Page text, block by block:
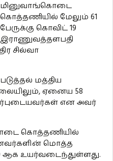
மினுவாங்கொடை
கொத்தணியில் மேலும் 61
பேருக்கு கொவிட் 19
இராணுவத்தளபதி
சில்வா
மத்திய
ஏனைய 58
என அவர்
கொத்தணியில்
மொத்த
ஆக உயர்வடைந்துள்ளது.